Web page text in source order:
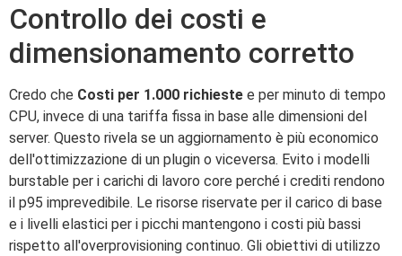
Controllo dei costi e
dimensionamento corretto
Credo che Costi per 1.000 richieste e per minuto di tempo
CPU, invece di una tariffa fissa in base alle dimensioni del
server. Questo rivela se un aggiornamento è più economico
dell'ottimizzazione di un plugin o viceversa. Evito i modelli
burstable per i carichi di lavoro core perché i crediti rendono
il p95 imprevedibile. Le risorse riservate per il carico di base
e i livelli elastici per i picchi mantengono i costi più bassi
rispetto all'overprovisioning continuo. Gli obiettivi di utilizzo